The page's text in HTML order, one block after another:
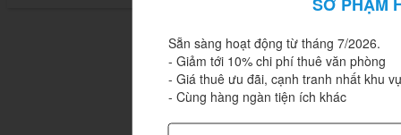
Sẵn sàng hoạt động từ tháng 7/2026.
- Giảm tới 10% chi phí thuê văn phòng
- Giá thuê ưu đãi, cạnh tranh nhất khu
- Cùng hàng ngàn tiện ích khác